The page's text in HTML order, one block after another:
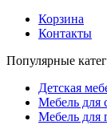
Корзина
Контакты
Популярные
Детская
Мебель для
Мебель для